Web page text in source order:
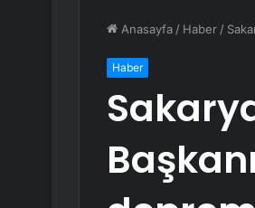
Anasayfa / Haber /
Haber